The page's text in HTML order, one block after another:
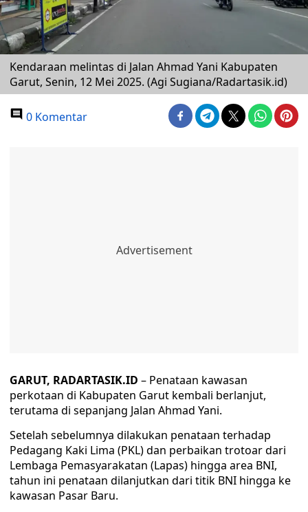
Kendaraan melintas di Jalan Ahmad Yani Kabupaten
Garut, Senin, 12 Mei 2025. (Agi Sugiana/Radartasik.id)
0 Komentar
GARUT, RADARTASIK.ID – Penataan kawasan
perkotaan di Kabupaten Garut kembali berlanjut,
terutama di sepanjang Jalan Ahmad Yani.
Setelah sebelumnya dilakukan penataan terhadap
Pedagang Kaki Lima (PKL) dan perbaikan trotoar dari
Lembaga Pemasyarakatan (Lapas) hingga area BNI,
tahun ini penataan dilanjutkan dari titik BNI hingga ke
kawasan Pasar Baru.